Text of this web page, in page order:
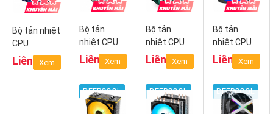
Bộ tản nhiệt
CPU
Deepcool
GAMMAXX
Liên hệXem
Bộ tản
nhiệt CPU
Deepcool
Assasin V3
Liên hệ
Xem
Bộ tản
nhiệt CPU
Deepcool
Lucifer V2
Liên hệ
Xem
Bộ tản
nhiệt CPU
Deepcool
Gammaxx
Liên hệ
Xem
DEEPCOOL DEEPCOOL DEEPCOOL